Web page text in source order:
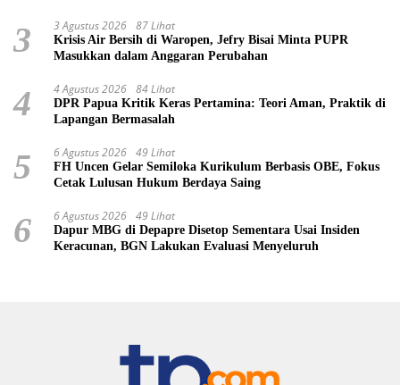
3 3 Agustus 2026 87 Lihat
Krisis Air Bersih di Waropen, Jefry Bisai Minta PUPR
Masukkan dalam Anggaran Perubahan
4 4 Agustus 2026 84 Lihat
DPR Papua Kritik Keras Pertamina: Teori Aman, Praktik di
Lapangan Bermasalah
5 6 Agustus 2026 49 Lihat
FH Uncen Gelar Semiloka Kurikulum Berbasis OBE, Fokus
Cetak Lulusan Hukum Berdaya Saing
6 6 Agustus 2026 49 Lihat
Dapur MBG di Depapre Disetop Sementara Usai Insiden
Keracunan, BGN Lakukan Evaluasi Menyeluruh